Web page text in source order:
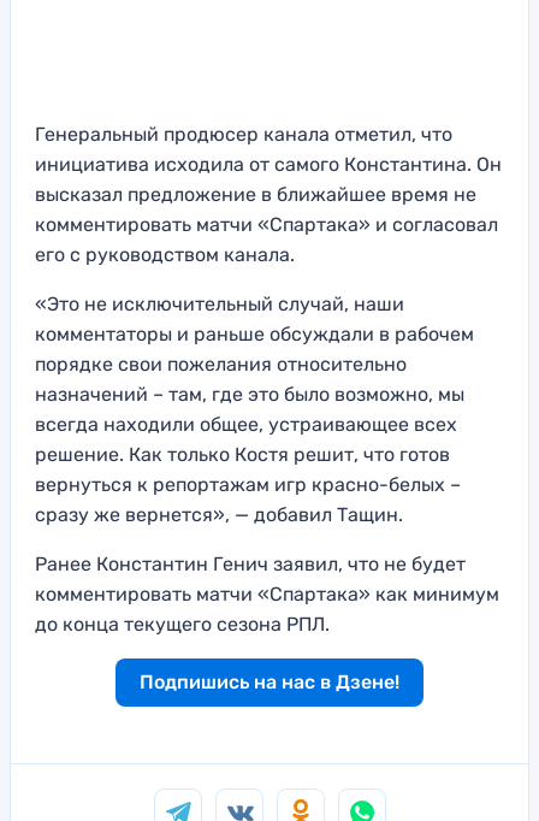
Генеральный продюсер канала отметил, что
инициатива исходила от самого Константина. Он
высказал предложение в ближайшее время не
комментировать матчи «Спартака» и согласовал
его с руководством канала.
«Это не исключительный случай, наши
комментаторы и раньше обсуждали в рабочем
порядке свои пожелания относительно
назначений – там, где это было возможно, мы
всегда находили общее, устраивающее всех
решение. Как только Костя решит, что готов
вернуться к репортажам игр красно-белых –
сразу же вернется», — добавил Тащин.
Ранее Константин Генич заявил, что не будет
комментировать матчи «Спартака» как минимум
до конца текущего сезона РПЛ.
Подпишись на нас в Дзене!